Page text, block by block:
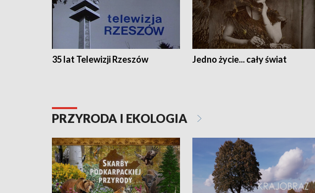
35 lat Telewizji Rzeszów Jedno życie... cały świat
PRZYRODA I EKOLOGIA